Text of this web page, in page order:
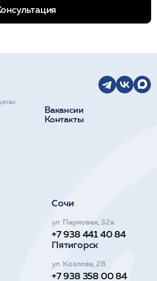
Вакансии
Контакты
Сочи
ул. Парковая, 32а
+7 938 441 40 84
Пятигорск
ул. Козлова, 28
+7 938 358 00 84